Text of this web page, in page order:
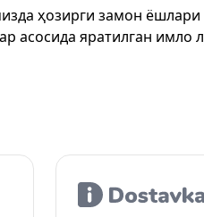
ҳозирги замон
асосида яратилган имло